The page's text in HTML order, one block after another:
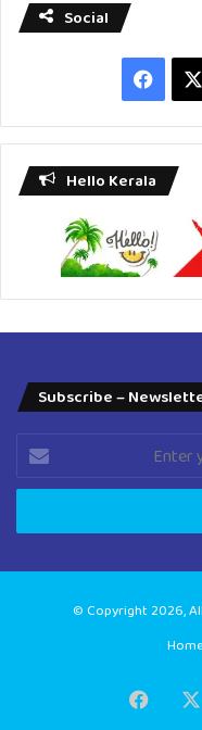
Social
Hello Kerala
Subscribe –
your
Email
© Copyright 2026,